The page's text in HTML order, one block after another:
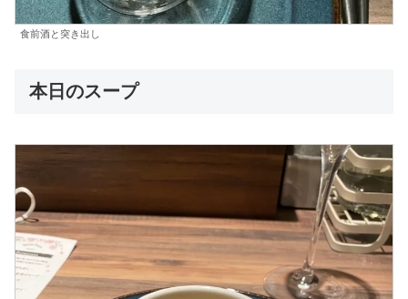
食前酒と突き出し
本日のスープ